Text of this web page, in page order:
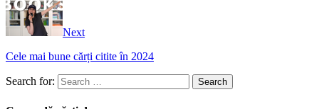
Next
Cele mai bune cărți citite în 2024
Search for: